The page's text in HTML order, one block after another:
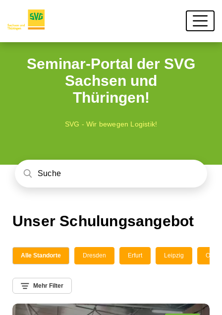
Seminar-Portal der SVG
Sachsen und
Thüringen!
SVG - Wir bewegen Logistik!
Unser Schulungsangebot
Alle Standorte Dresden Erfurt Leipzig
Mehr Filter